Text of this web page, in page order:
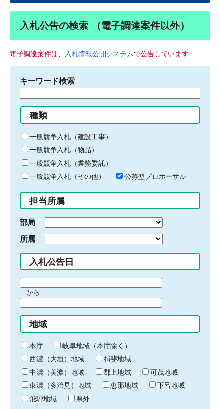
入札公告の検索 （電子調達案件以外）
電子調達案件は、 入札情報公開システムで公告しています
キーワード検索
る
キ
ー
ワ
ー
ド
入
力
種類
一般競争入札（建設工事）
一般競争入札（物品）
一般競争入札（業務委託）
一般競争入札（その他）
公募型プロポーザル
担当所属
部局
所属
入札公告日
間
始
り
から
間
終
わ
り
地域
本庁
岐阜地域（本庁除く）
西濃（大垣）地域
揖斐地域
中濃（美濃）地域
郡上地域
可茂地域
東濃（多治見）地域
恵那地域
下呂地域
飛騨地域
県外